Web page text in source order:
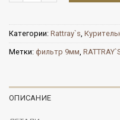
Категории: Rattray`s
Метки: фильтр 9мм
ОПИСАНИЕ